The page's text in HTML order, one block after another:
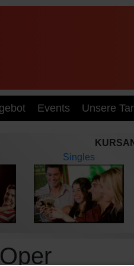
Events Unsere
Singles